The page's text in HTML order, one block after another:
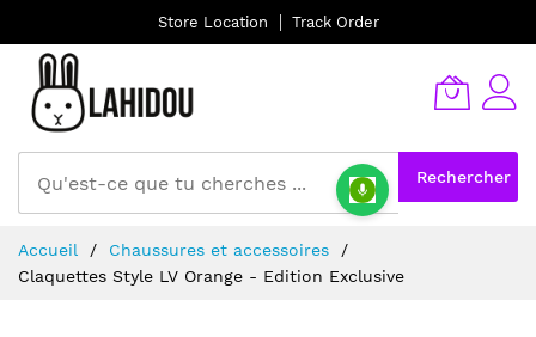
Store Location Track Order
Rechercher
au
contenu
Accueil
Chaussures et accessoires
Claquettes Style LV Orange - Edition Exclusive